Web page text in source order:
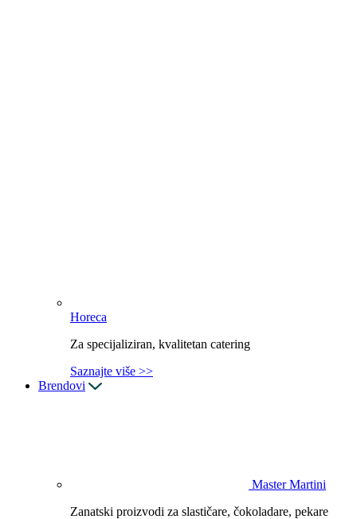
Horeca
Za specijaliziran, kvalitetan catering
Saznajte više >>
Brendovi
Master Martini
Zanatski proizvodi za slastičare, čokoladare, pekare